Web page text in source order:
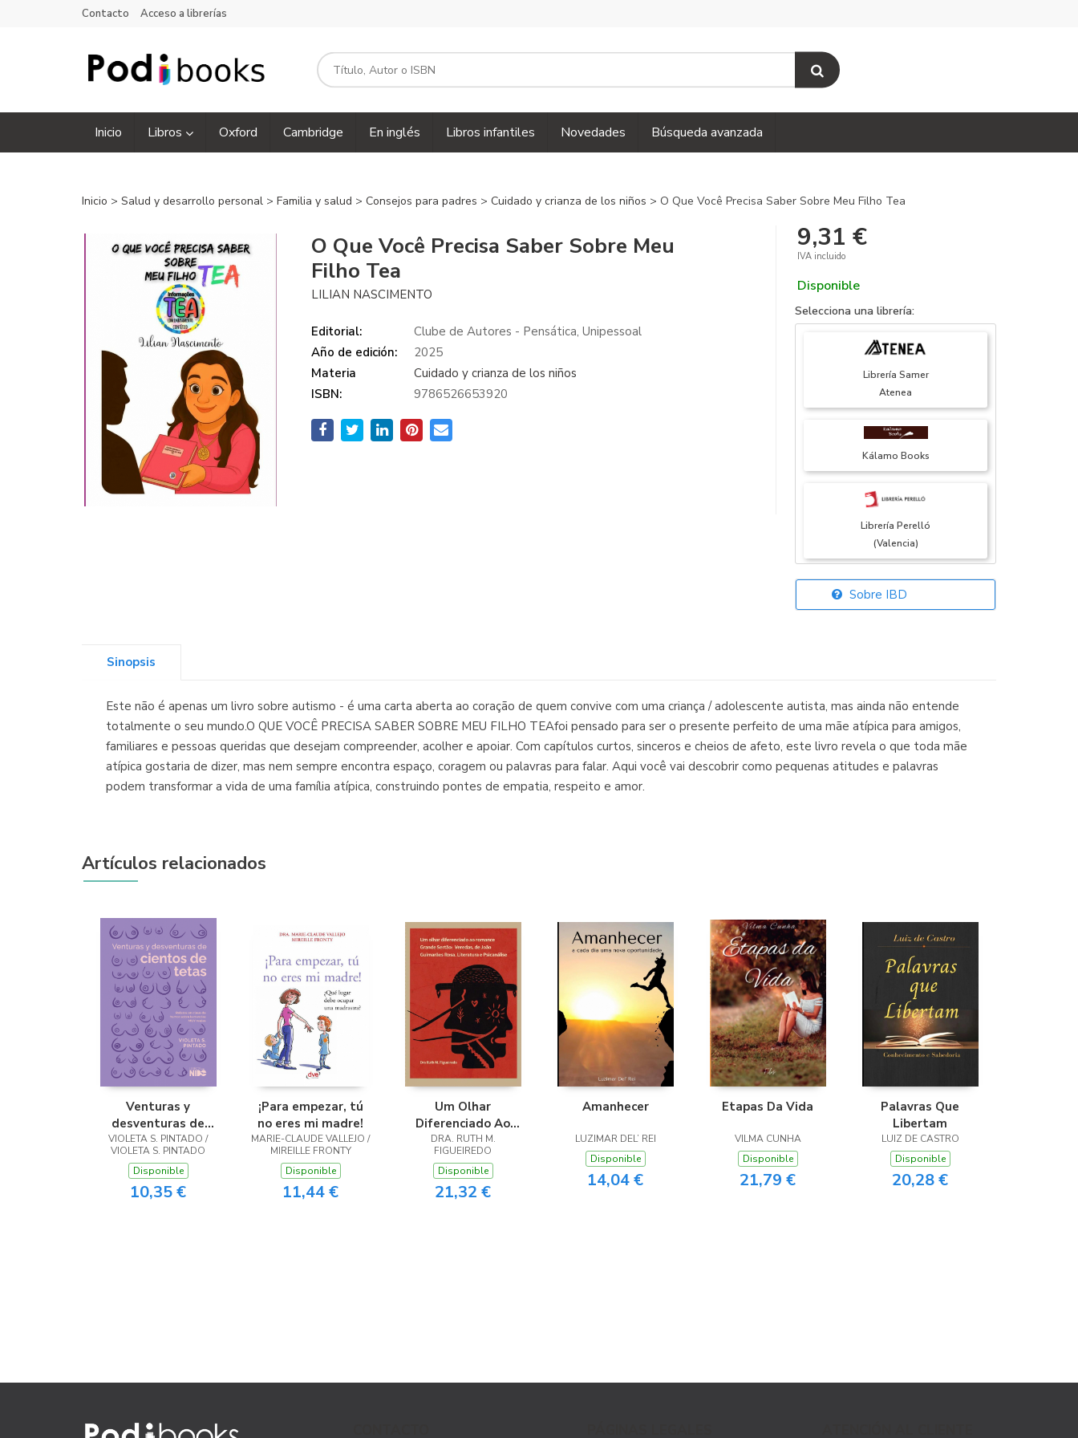
Contacto Acceso a librerías
Inicio Libros Oxford Cambridge En inglés Libros infantiles Novedades Búsqueda avanzada
Inicio > Salud y desarrollo personal > Familia y salud > Consejos para padres > Cuidado y crianza de los niños > O Que Você Precisa Saber Sobre Meu Filho Tea
O Que Você Precisa Saber Sobre Meu
Filho Tea
LILIAN NASCIMENTO
Editorial:
Clube de Autores - Pensática, Unipessoal
Año de edición:
2025
Materia
Cuidado y crianza de los niños
ISBN:
9786526653920
9,31 €
IVA incluido
Disponible
Selecciona una librería:
Librería Samer
Atenea
Kálamo Books
Librería Perelló
(Valencia)
Librería Elías
Librería Kolima
(Madrid)
Sobre IBD
Sinopsis
Este não é apenas um livro sobre autismo - é uma carta aberta ao coração de quem convive com uma criança / adolescente autista, mas ainda não entende
totalmente o seu mundo.O QUE VOCÊ PRECISA SABER SOBRE MEU FILHO TEAfoi pensado para ser o presente perfeito de uma mãe atípica para amigos,
familiares e pessoas queridas que desejam compreender, acolher e apoiar. Com capítulos curtos, sinceros e cheios de afeto, este livro revela o que toda mãe
atípica gostaria de dizer, mas nem sempre encontra espaço, coragem ou palavras para falar. Aqui você vai descobrir como pequenas atitudes e palavras
podem transformar a vida de uma família atípica, construindo pontes de empatia, respeito e amor.
Artículos relacionados
Venturas y
desventuras de
cientos de tetas
VIOLETA S. PINTADO /
VIOLETA S. PINTADO
Disponible
10,35 €
¡Para empezar, tú
no eres mi madre!
MARIE-CLAUDE VALLEJO /
MIREILLE FRONTY
Disponible
11,44 €
Um Olhar
Diferenciado Ao
Romance
DRA. RUTH M.
FIGUEIREDO
Disponible
21,32 €
Amanhecer
LUZIMAR DEL’ REI
Disponible
14,04 €
Etapas Da Vida
VILMA CUNHA
Disponible
21,79 €
Palavras Que
Libertam
LUIZ DE CASTRO
Disponible
20,28 €